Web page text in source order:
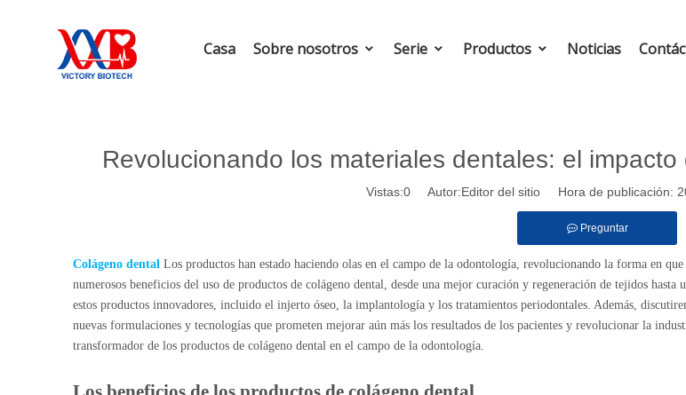
Casa Sobre nosotros Serie Productos Noticias
Revolucionando los materiales dentales: el
Vistas:0Autor:Editor del sitio Hora de publicación:
Preguntar
Colágeno dental Los productos han estado haciendo olas en el campo de la odontología, revolucionando la forma en
numerosos beneficios del uso de productos de colágeno dental, desde una mejor curación y regeneración de tejidos
estos productos innovadores, incluido el injerto óseo, la implantología y los tratamientos periodontales. Además,
nuevas formulaciones y tecnologías que prometen mejorar aún más los resultados de los pacientes y revolucionar la
transformador de los productos de colágeno dental en el campo de la odontología.